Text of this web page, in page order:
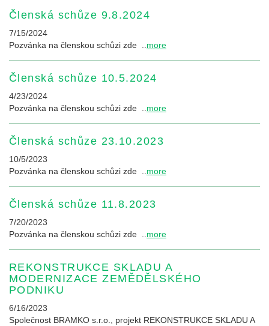
Členská schůze 9.8.2024
7/15/2024
Pozvánka na členskou schůzi zde .. more
Členská schůze 10.5.2024
4/23/2024
Pozvánka na členskou schůzi zde .. more
Členská schůze 23.10.2023
10/5/2023
Pozvánka na členskou schůzi zde .. more
Členská schůze 11.8.2023
7/20/2023
Pozvánka na členskou schůzi zde .. more
REKONSTRUKCE SKLADU A
MODERNIZACE ZEMĚDĚLSKÉHO
PODNIKU
6/16/2023
Společnost BRAMKO s.r.o., projekt REKONSTRUKCE SKLADU A